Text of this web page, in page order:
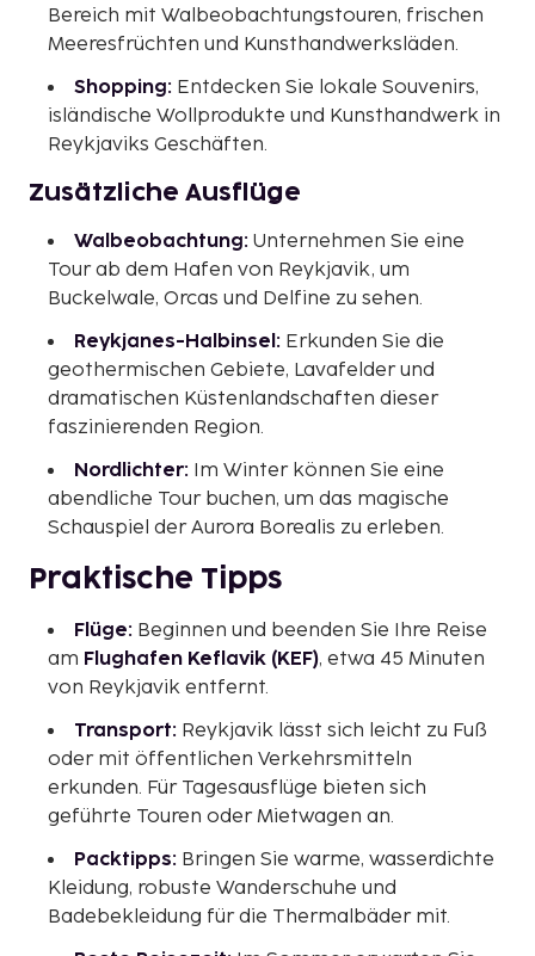
Bereich mit Walbeobachtungstouren, frischen
Meeresfrüchten und Kunsthandwerksläden.
Shopping: Entdecken Sie lokale Souvenirs,
isländische Wollprodukte und Kunsthandwerk in
Reykjaviks Geschäften.
Zusätzliche Ausflüge
Walbeobachtung: Unternehmen Sie eine
Tour ab dem Hafen von Reykjavik, um
Buckelwale, Orcas und Delfine zu sehen.
Reykjanes-Halbinsel: Erkunden Sie die
geothermischen Gebiete, Lavafelder und
dramatischen Küstenlandschaften dieser
faszinierenden Region.
Nordlichter: Im Winter können Sie eine
abendliche Tour buchen, um das magische
Schauspiel der Aurora Borealis zu erleben.
Praktische Tipps
Flüge: Beginnen und beenden Sie Ihre Reise
am Flughafen Keflavik (KEF), etwa 45 Minuten
von Reykjavik entfernt.
Transport: Reykjavik lässt sich leicht zu Fuß
oder mit öffentlichen Verkehrsmitteln
erkunden. Für Tagesausflüge bieten sich
geführte Touren oder Mietwagen an.
Packtipps: Bringen Sie warme, wasserdichte
Kleidung, robuste Wanderschuhe und
Badebekleidung für die Thermalbäder mit.